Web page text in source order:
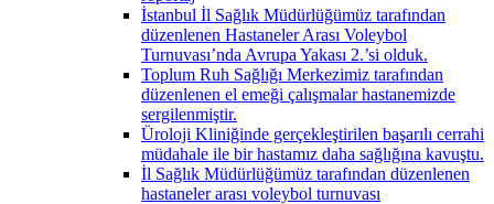
İstanbul İl Sağlık Müdürlüğümüz tarafından
düzenlenen Hastaneler Arası Voleybol
Turnuvası’nda Avrupa Yakası 2.’si olduk.
Toplum Ruh Sağlığı Merkezimiz tarafından
düzenlenen el emeği çalışmalar hastanemizde
sergilenmiştir.
Üroloji Kliniğinde gerçekleştirilen başarılı cerrahi
müdahale ile bir hastamız daha sağlığına kavuştu.
İl Sağlık Müdürlüğümüz tarafından düzenlenen
hastaneler arası voleybol turnuvası